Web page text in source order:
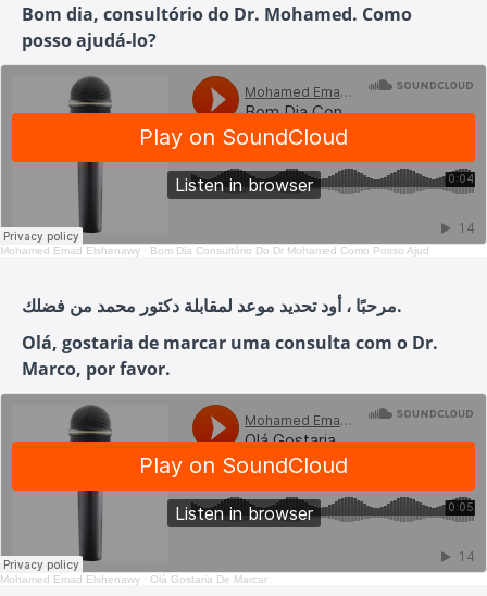
Bom dia, consultório do Dr. Mohamed. Como
posso ajudá-lo?
Mohamed Emad Elshenawy · Bom Dia Consultório Do Dr Mohamed Como Posso Ajud
مرحبًا ، أود تحديد موعد لمقابلة دكتور محمد من فضلك.
Olá, gostaria de marcar uma consulta com o Dr.
Marco, por favor.
Mohamed Emad Elshenawy · Olá Gostaria De Marcar